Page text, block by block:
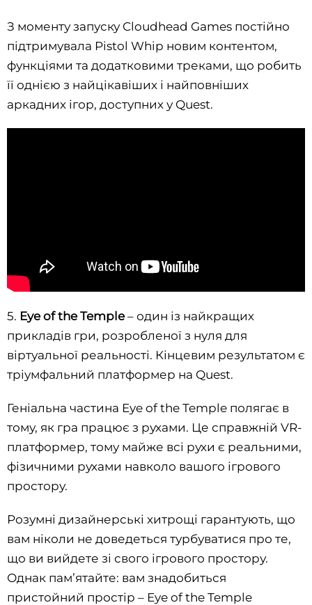
З моменту запуску Cloudhead Games постійно
підтримувала Pistol Whip новим контентом,
функціями та додатковими треками, що робить
її однією з найцікавіших і найповніших
аркадних ігор, доступних у Quest.
5. Eye of the Temple– один із найкращих
прикладів гри, розробленої з нуля для
віртуальної реальності. Кінцевим результатом є
тріумфальний платформер на Quest.
Геніальна частина Eye of the Temple полягає в
тому, як гра працює з рухами. Це справжній VR-
платформер, тому майже всі рухи є реальними,
фізичними рухами навколо вашого ігрового
простору.
Розумні дизайнерські хитрощі гарантують, що
вам ніколи не доведеться турбуватися про те,
що ви вийдете зі свого ігрового простору.
Однак памʼятайте: вам знадобиться
пристойний простір – Eye of the Temple